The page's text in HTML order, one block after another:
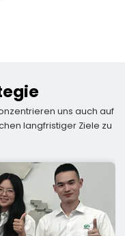
uns auch auf
langfristiger Ziele zu